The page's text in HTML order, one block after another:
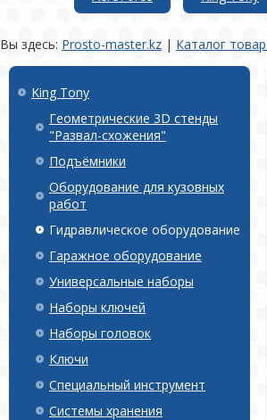
Вы здесь: Prosto-master.kz | Каталог
King Tony
Геометрические 3D стенды
"Развал-схожения"
Подъёмники
Оборудование для кузовных
работ
Гидравлическое оборудование
Гаражное оборудование
Универсальные наборы
Наборы ключей
Наборы головок
Ключи
Специальный инструмент
Системы хранения